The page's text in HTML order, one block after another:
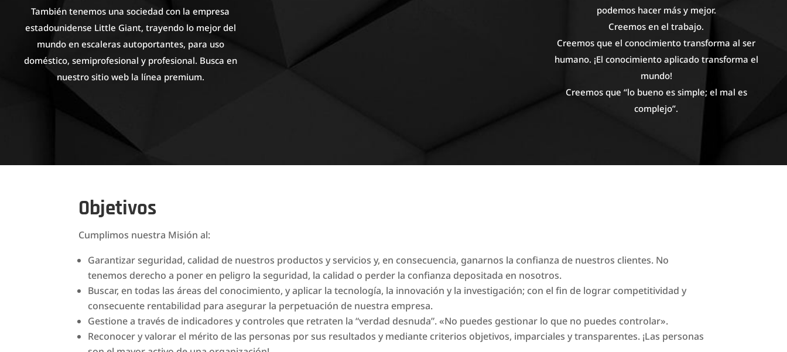
También tenemos una sociedad con la empresa
estadounidense Little Giant, trayendo lo mejor del
mundo en escaleras autoportantes, para uso
doméstico, semiprofesional y profesional. Busca en
nuestro sitio web la línea premium.
podemos hacer más y mejor.
Creemos en el trabajo.
Creemos que el conocimiento transforma al ser
humano. ¡El conocimiento aplicado transforma el
mundo!
Creemos que “lo bueno es simple; el mal es
complejo”.
Objetivos
Cumplimos nuestra Misión al:
Garantizar seguridad, calidad de nuestros productos y servicios y, en consecuencia, ganarnos la confianza de nuestros clientes. No
tenemos derecho a poner en peligro la seguridad, la calidad o perder la confianza depositada en nosotros.
Buscar, en todas las áreas del conocimiento, y aplicar la tecnología, la innovación y la investigación; con el fin de lograr competitividad y
consecuente rentabilidad para asegurar la perpetuación de nuestra empresa.
Gestione a través de indicadores y controles que retraten la “verdad desnuda”. «No puedes gestionar lo que no puedes controlar».
Reconocer y valorar el mérito de las personas por sus resultados y mediante criterios objetivos, imparciales y transparentes. ¡Las personas